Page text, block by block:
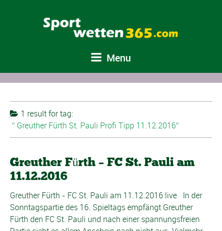
Menu
1 result fortag:
Greuther Fürth St. Pauli Profi Tipp 11.12.2016
Greuther Fürth – FC St. Pauli am
11.12.2016
Greuther Fürth - FC St. Pauli am 11.12.2016 live In der
Sonntagspartie des 16. Spieltags empfängt Greuther
Fürth den FC St. Pauli und nach einer spannungsfreien